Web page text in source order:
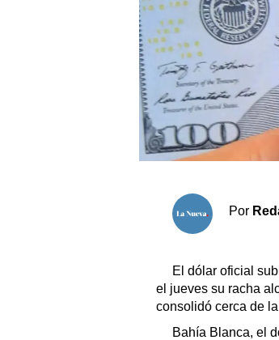
Sociedad y tiempo
El tiempo
Fúnebres
Horóscopo
Suplementos
Por
El dólar oficial
el jueves su racha
consolidó cerca de
Bahía Blanca, el